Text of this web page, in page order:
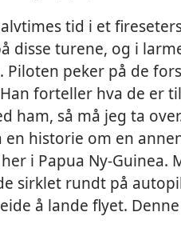
tid i et
disse turene, og i
Piloten peker på de
forteller hva de er
ham, så må jeg ta
historie om en
i Papua Ny-Guinea.
sirklet rundt på
å lande flyet.